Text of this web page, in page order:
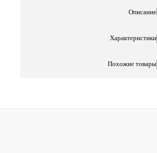
Описание
Характеристики
Похожие товары